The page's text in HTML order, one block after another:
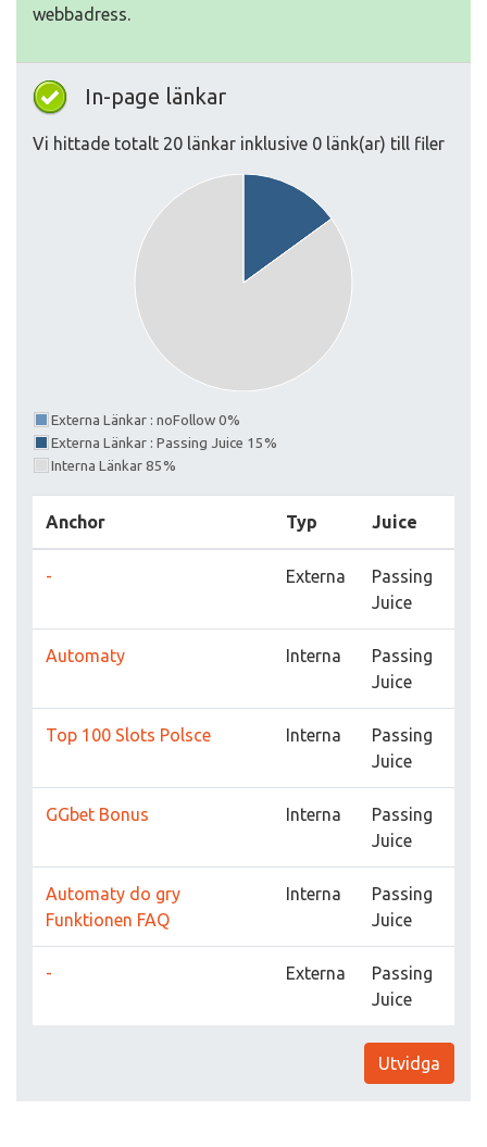
webbadress.
In-page länkar
Vi hittade totalt 20 länkar inklusive 0 länk(ar) till filer
Externa Länkar : noFollow 0%
Externa Länkar : Passing Juice 15%
Interna Länkar 85%
Anchor Typ Juice
- Externa
Passing
Juice
Automaty Interna
Passing
Juice
Top 100 Slots Polsce Interna
Passing
Juice
GGbet Bonus Interna
Passing
Juice
Automaty do gry
Funktionen FAQ
Interna
Passing
Juice
- Externa
Passing
Juice
Utvidga